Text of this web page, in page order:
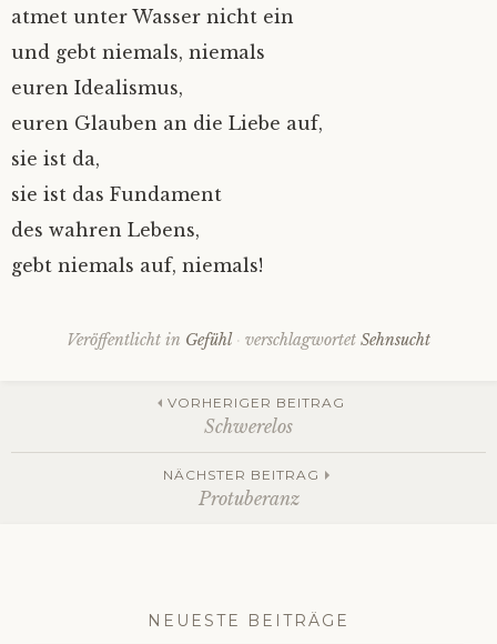
atmet unter Wasser nicht ein
und gebt niemals, niemals
euren Idealismus,
euren Glauben an die Liebe auf,
sie ist da,
sie ist das Fundament
des wahren Lebens,
gebt niemals auf, niemals!
Veröffentlicht in Gefühl verschlagwortet Sehnsucht
Beitrags-
Navigation
VORHERIGER BEITRAG
Schwerelos
NÄCHSTER BEITRAG
Protuberanz
NEUESTE BEITRÄGE